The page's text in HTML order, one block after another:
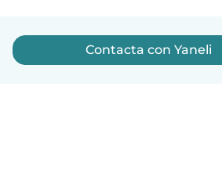
Contacta con Yaneli